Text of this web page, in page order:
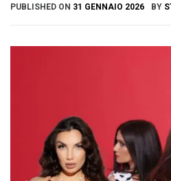
PUBLISHED ON 31 GENNAIO 2026 BY